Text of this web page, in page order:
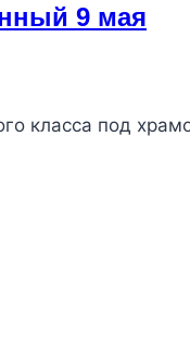
9 мая
класса под